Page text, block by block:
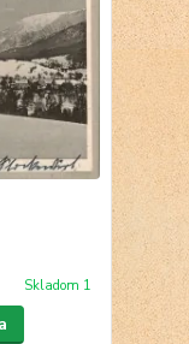
Skladom 1